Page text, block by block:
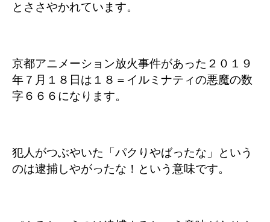
とささやかれています。
京都アニメーション放火事件があった２０１９
年７月１８日は１８＝イルミナティの悪魔の数
字６６６になります。
犯人がつぶやいた「パクりやばったな」という
のは逮捕しやがったな！という意味です。